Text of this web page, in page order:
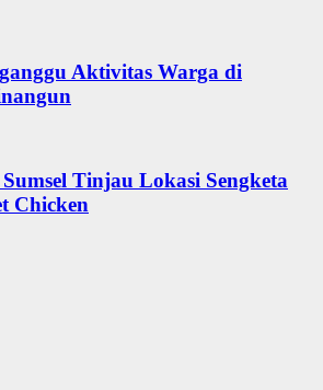
Aktivitas Warga di
Tinjau Lokasi Sengketa
Chicken